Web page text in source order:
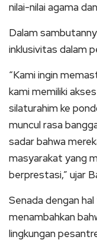
nilai-nilai agama
Dalam
inklusivitas dalam
“Kami ingin
kami memiliki
silaturahim ke
muncul rasa
sadar bahwa
masyarakat yang
berprestasi,” ujar
Senada dengan
menambahkan
lingkungan